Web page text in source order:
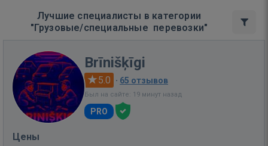
Лучшие специалисты в категории
"Грузовые/специальные перевозки"
Brīnišķīgi
5.0 · 65 отзывов
Был на сайте: 19 минут назад
PRO
Цены